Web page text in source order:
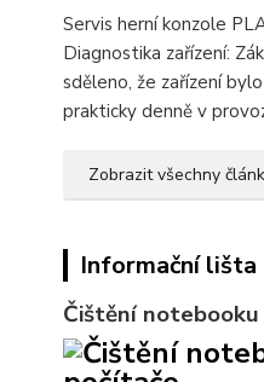
Servis herní konzole
Diagnostika zařízení:
sděleno, že zařízení
prakticky denně v
Zobrazit všechny
Informační lišta
Čištění notebooku